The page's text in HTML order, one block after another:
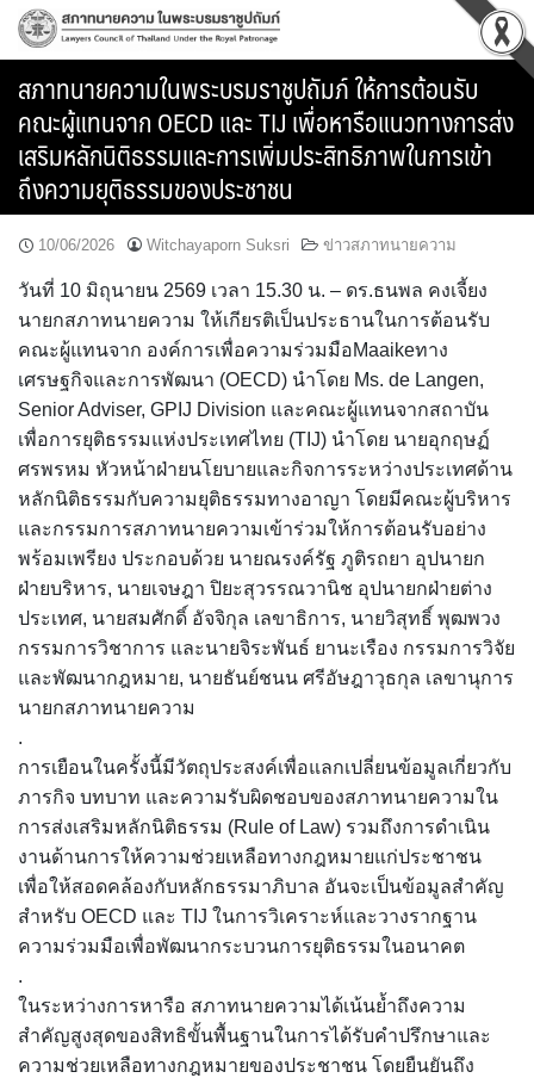
Skip
สภาทนายความในพระบรมราชูปถัมภ์ ให้การต้อนรับ
คณะผู้แทนจาก OECD และ TIJ เพื่อหารือแนวทางการส่ง
เสริมหลักนิติธรรมและการเพิ่มประสิทธิภาพในการเข้า
ถึงความยุติธรรมของประชาชน
10/06/2026 Witchayaporn Suksri ข่าวสภาทนายความ
วันที่ 10 มิถุนายน 2569 เวลา 15.30 น. – ดร.ธนพล คงเจี้ยง
นายกสภาทนายความ ให้เกียรติเป็นประธานในการต้อนรับ
คณะผู้แทนจาก องค์การเพื่อความร่วมมือMaaikeทาง
เศรษฐกิจและการพัฒนา (OECD) นำโดย Ms. de Langen,
Senior Adviser, GPIJ Division และคณะผู้แทนจากสถาบัน
เพื่อการยุติธรรมแห่งประเทศไทย (TIJ) นำโดย นายอุกฤษฏ์
ศรพรหม หัวหน้าฝ่ายนโยบายและกิจการระหว่างประเทศด้าน
หลักนิติธรรมกับความยุติธรรมทางอาญา โดยมีคณะผู้บริหาร
และกรรมการสภาทนายความเข้าร่วมให้การต้อนรับอย่าง
พร้อมเพรียง ประกอบด้วย นายณรงค์รัฐ ภูติรถยา อุปนายก
ฝ่ายบริหาร, นายเจษฎา ปิยะสุวรรณวานิช อุปนายกฝ่ายต่าง
ประเทศ, นายสมศักดิ์ อัจจิกุล เลขาธิการ, นายวิสุทธิ์ พุฒพวง
กรรมการวิชาการ และนายจิระพันธ์ ยานะเรือง กรรมการวิจัย
และพัฒนากฎหมาย, นายธันย์ชนน ศรีอัษฎาวุธกุล เลขานุการ
นายกสภาทนายความ
.
การเยือนในครั้งนี้มีวัตถุประสงค์เพื่อแลกเปลี่ยนข้อมูลเกี่ยวกับ
ภารกิจ บทบาท และความรับผิดชอบของสภาทนายความใน
การส่งเสริมหลักนิติธรรม (Rule of Law) รวมถึงการดำเนิน
งานด้านการให้ความช่วยเหลือทางกฎหมายแก่ประชาชน
เพื่อให้สอดคล้องกับหลักธรรมาภิบาล อันจะเป็นข้อมูลสำคัญ
สำหรับ OECD และ TIJ ในการวิเคราะห์และวางรากฐาน
ความร่วมมือเพื่อพัฒนากระบวนการยุติธรรมในอนาคต
.
ในระหว่างการหารือ สภาทนายความได้เน้นย้ำถึงความ
สำคัญสูงสุดของสิทธิขั้นพื้นฐานในการได้รับคำปรึกษาและ
ความช่วยเหลือทางกฎหมายของประชาชน โดยยืนยันถึง